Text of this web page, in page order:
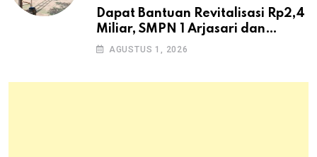
Dapat Bantuan Revitalisasi Rp2,4
Miliar, SMPN 1 Arjasari dan
Masyarakat Sambut Antusias
AGUSTUS 1, 2026